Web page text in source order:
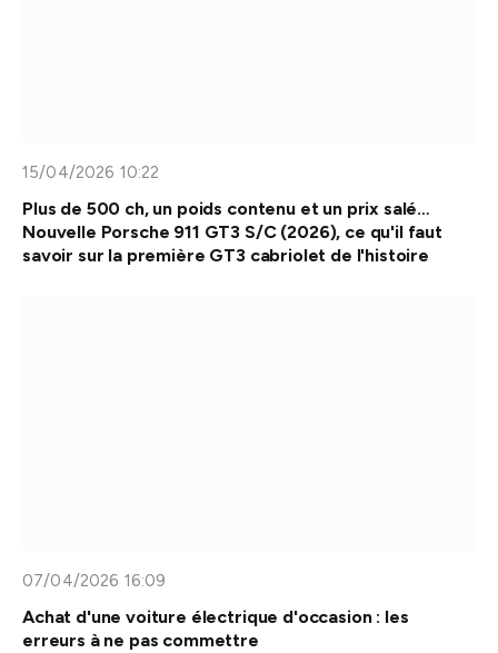
15/04/2026 10:22
Plus de 500 ch, un poids contenu et un prix salé…
Nouvelle Porsche 911 GT3 S/C (2026), ce qu'il faut
savoir sur la première GT3 cabriolet de l'histoire
07/04/2026 16:09
Achat d'une voiture électrique d'occasion : les
erreurs à ne pas commettre